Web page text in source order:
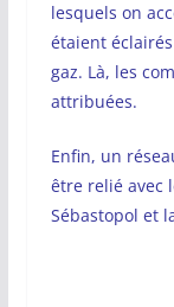
lesquels on
étaient
gaz. Là, les
attribuées.
Enfin, un
être relié avec
Sébastopol et